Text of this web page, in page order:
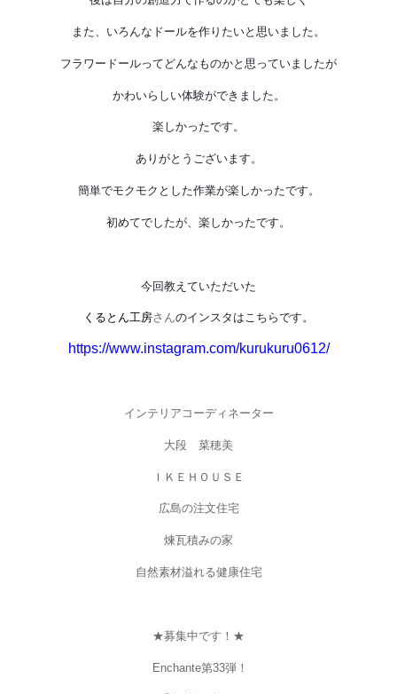
また、いろんなドールを作りたいと思いました。
フラワードールってどんなものかと思っていましたが
かわいらしい体験ができました。
楽しかったです。
ありがとうございます。
簡単でモクモクとした作業が楽しかったです。
初めてでしたが、楽しかったです。
今回教えていただいた
くるとん工房さんのインスタ はこちらです。
https://www.instagram.com/kurukuru0612/
インテリアコーディネーター
大段 菜穂美
ＩＫＥＨＯＵＳＥ
広島の注文住宅
煉瓦積みの家
自然素材溢れる健康住宅
★募集中です！★
Enchante第33弾！